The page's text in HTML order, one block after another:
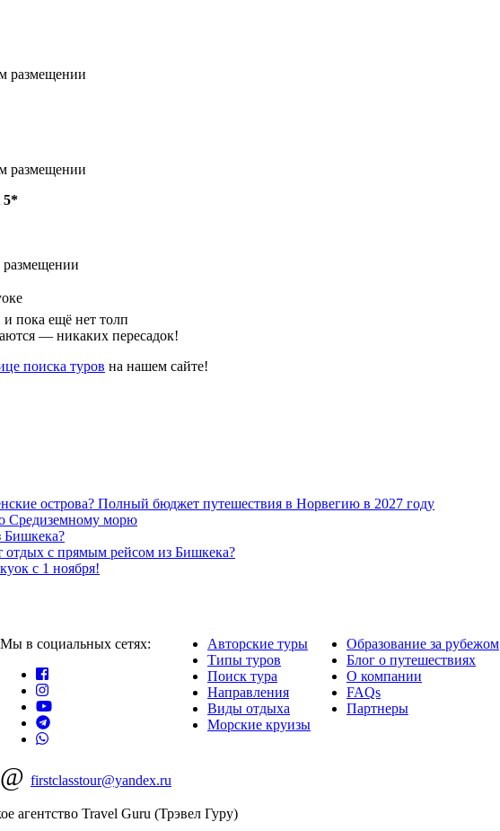
размещении
размещении
5*
размещении
пока ещё нет толп
— никаких пересадок!
поиска туров на нашем сайте!
острова? Полный бюджет путешествия в Норвегию в 2027 году
Средиземному морю
Бишкека?
отдых с прямым рейсом из Бишкека?
с 1 ноября!
Мы в социальных сетях:
@ firstclasstour@yandex.ru
Авторские туры
Типы туров
Поиск тура
Направления
Виды отдыха
Морские круизы
Образование за рубежом
Блог о путешествиях
О компании
FAQs
Партнеры
агентство Travel Guru (Трэвел Гуру)